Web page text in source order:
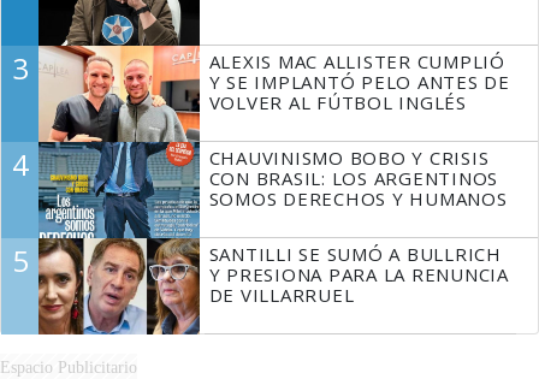
3
ALEXIS MAC ALLISTER CUMPLIÓ
Y SE IMPLANTÓ PELO ANTES DE
VOLVER AL FÚTBOL INGLÉS
4
CHAUVINISMO BOBO Y CRISIS
CON BRASIL: LOS ARGENTINOS
SOMOS DERECHOS Y HUMANOS
5
SANTILLI SE SUMÓ A BULLRICH
Y PRESIONA PARA LA RENUNCIA
DE VILLARRUEL
Espacio Publicitario